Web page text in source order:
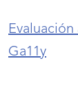
Ga11y